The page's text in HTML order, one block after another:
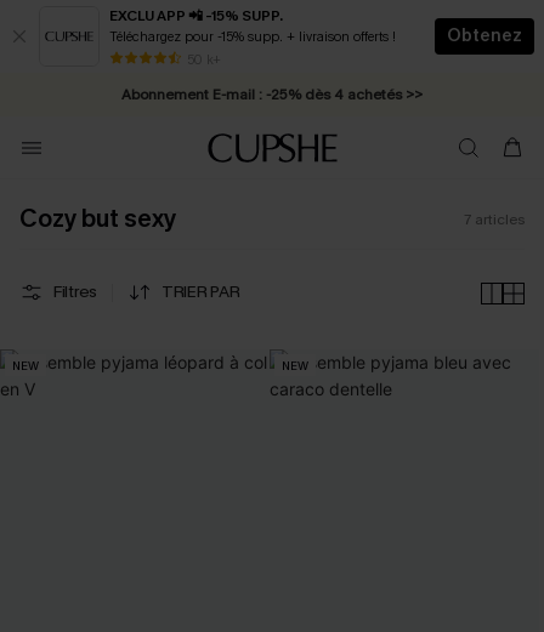
EXCLU APP 📲 -15% SUPP.
Téléchargez pour -15% supp. + livraison offerts !
50 k+
Obtenez
* Livraison éclair 2-3 jours ouvrés >>
Abonnement E-mail : -25% dès 4 achetés >>
Cozy but sexy 7 articles
Filtres TRIER PAR
NEW NEW